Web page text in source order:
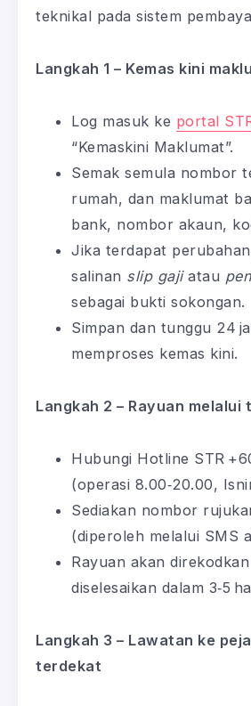
teknikal pada sistem
Langkah 1 – Kemas kini
Log masuk ke portal
“Kemaskini Maklumat”.
Semak semula nombor
rumah, dan maklumat
bank, nombor akaun,
Jika terdapat
salinan slip gajiatau
sebagai bukti sokongan.
Simpan dan tunggu 24
memproses kemas kini.
Langkah 2 – Rayuan melalui
Hubungi Hotline STR
(operasi 8.00‑20.00,
Sediakan nombor
(diperoleh melalui SMS
Rayuan akan
diselesaikan dalam 3‑5
Langkah 3 – Lawatan ke
terdekat